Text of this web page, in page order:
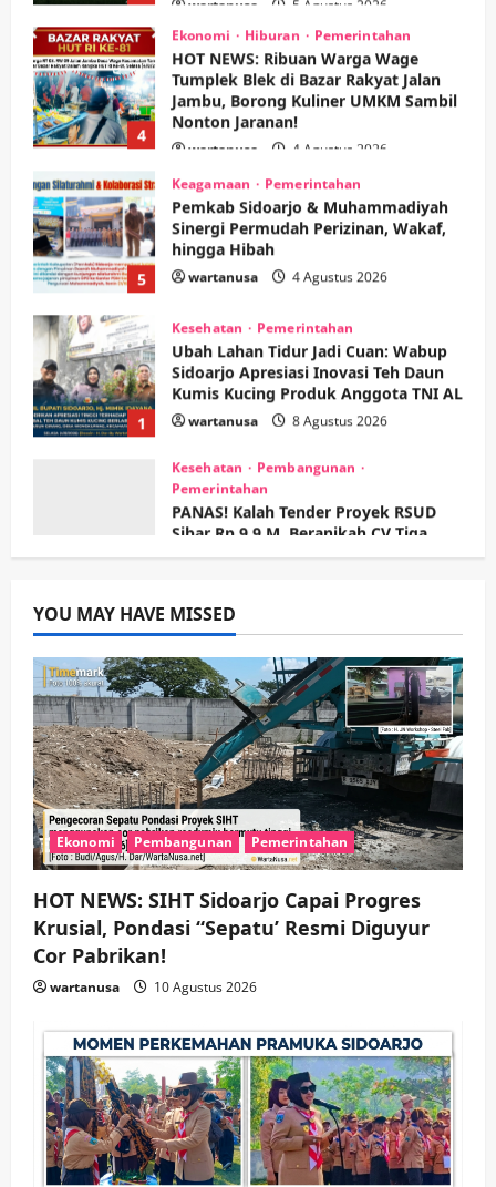
4
HOT NEWS: Ribuan Warga Wage
Tumplek Blek di Bazar Rakyat Jalan
Jambu, Borong Kuliner UMKM Sambil
Nonton Jaranan!
wartanusa 4 Agustus 2026
5
Keagamaan Pemerintahan
Sinergi Permudah Perizinan, Wakaf,
hingga Hibah
wartanusa 4 Agustus 2026
1
Kesehatan Pemerintahan
Sidoarjo Apresiasi Inovasi Teh Daun
Kumis Kucing Produk Anggota TNI AL
wartanusa 8 Agustus 2026
Kesehatan Pembangunan
PANAS! Kalah Tender Proyek RSUD
Sibar Rp 9,9 M, Beranikah CV Tiga
Anugerah Utama Pertaruhkan
Jaminan Rp 100 Juta?
wartanusa 5 Agustus 2026
3
PWI dan Sapma PP Sidoarjo
Memanaskan Mesin Menuju Piala
Soccer
wartanusa 5 Agustus 2026
4
Ekonomi Hiburan Pemerintahan
HOT NEWS: Ribuan Warga Wage
Tumplek Blek di Bazar Rakyat Jalan
Jambu, Borong Kuliner UMKM Sambil
Nonton Jaranan!
wartanusa 4 Agustus 2026
5
Keagamaan Pemerintahan
Sinergi Permudah Perizinan, Wakaf,
hingga Hibah
YOU MAY HAVE MISSED
Ekonomi Pembangunan Pemerintahan
HOT NEWS: SIHT Sidoarjo Capai Progres
Krusial, Pondasi “Sepatu’ Resmi Diguyur
Cor Pabrikan!
wartanusa 10 Agustus 2026